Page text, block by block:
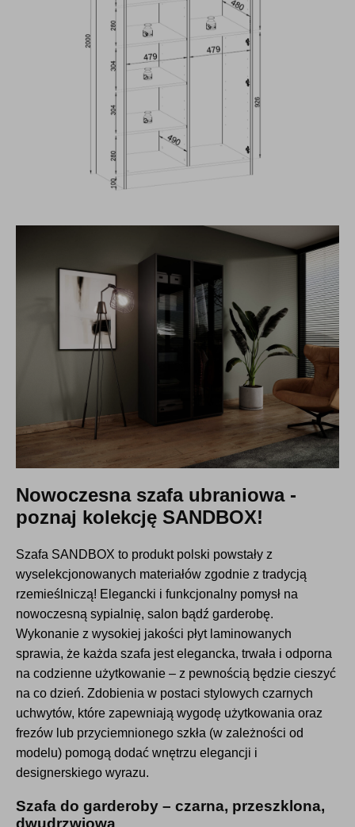
Nowoczesna szafa ubraniowa -
poznaj kolekcję SANDBOX!
Szafa SANDBOX to produkt polski powstały z
wyselekcjonowanych materiałów zgodnie z tradycją
rzemieślniczą! Elegancki i funkcjonalny pomysł na
nowoczesną sypialnię, salon bądź garderobę.
Wykonanie z wysokiej jakości płyt laminowanych
sprawia, że każda szafa jest elegancka, trwała i odporna
na codzienne użytkowanie – z pewnością będzie cieszyć
na co dzień. Zdobienia w postaci stylowych czarnych
uchwytów, które zapewniają wygodę użytkowania oraz
frezów lub przyciemnionego szkła (w zależności od
modelu) pomogą dodać wnętrzu elegancji i
designerskiego wyrazu.
Szafa do garderoby – czarna, przeszklona,
dwudrzwiowa